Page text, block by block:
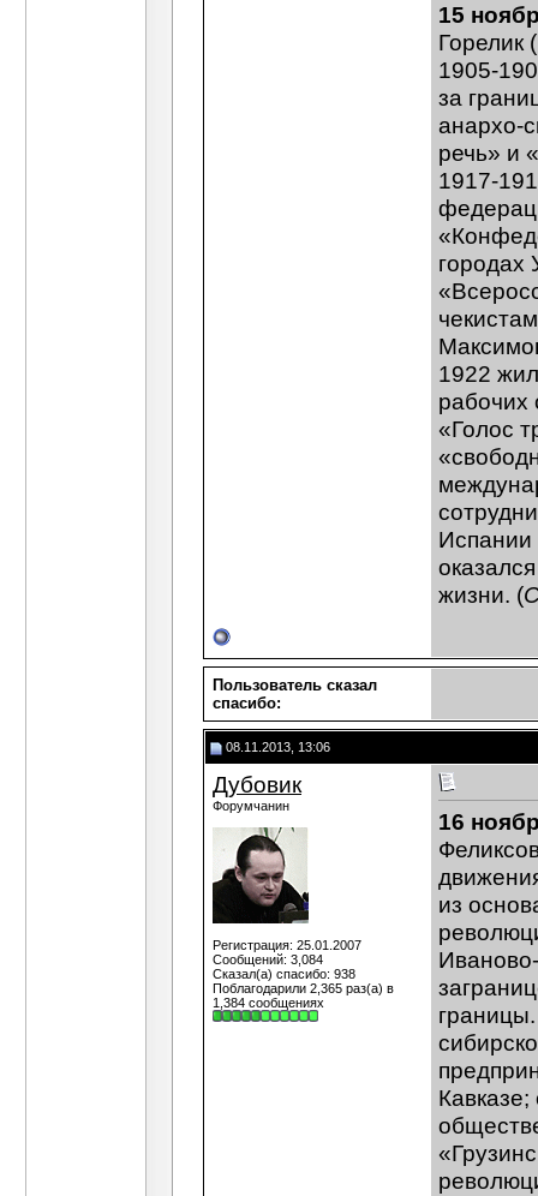
15
Горелик
1905-
за
анархо-
речь» и
1917-
городах
1922
рабочих
«Голос
Испании
жизни. (
Пользователь сказал
cпасибо:
08.11.2013, 13:06
Дубовик
Форумчанин
Регистрация: 25.01.2007
Сообщений: 3,084
Сказал(а) спасибо: 938
Поблагодарили 2,365 раз(а) в
1,384 сообщениях
16
из